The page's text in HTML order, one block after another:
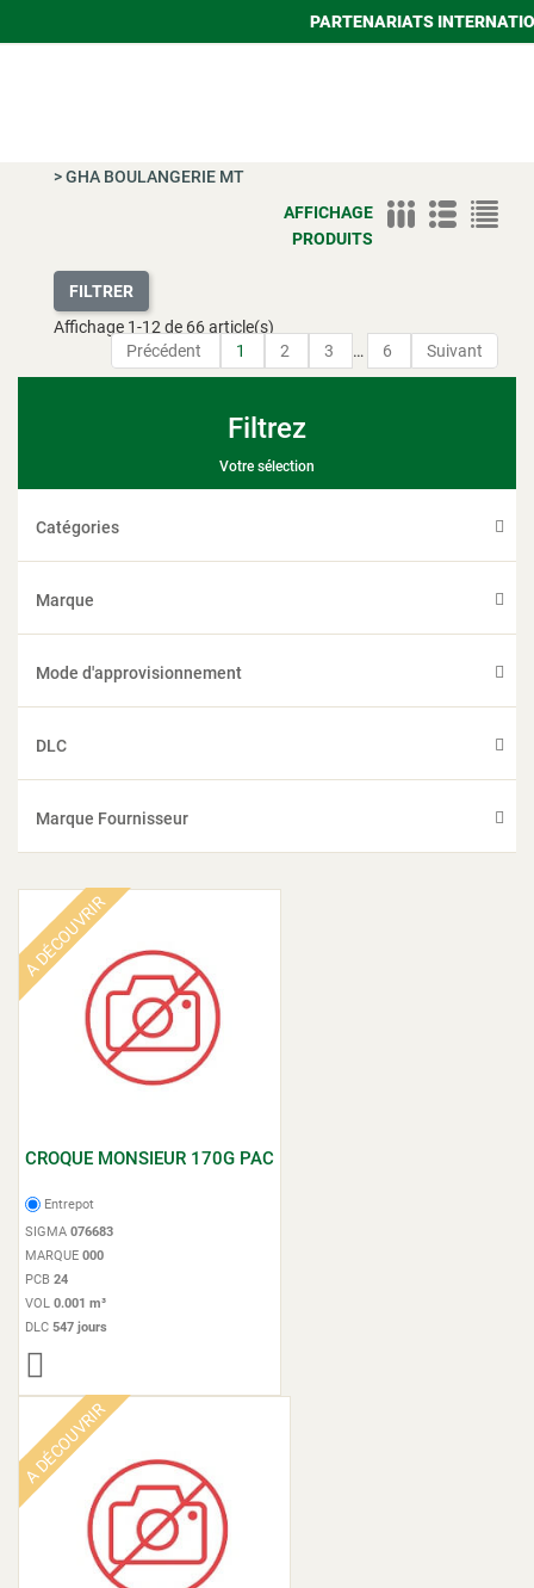
PARTENARIATS
>GHA BOULANGERIE MT
AFFICHAGE
PRODUITS
FILTRER
Affichage 1-12 de 66 article(s)
Précédent
1 2 3 … 6 Suivant
Filtrez
Votre sélection
Catégories
Marque
Mode d'approvisionnement
DLC
Marque Fournisseur
A DÉCOUVRIR
CROQUE MONSIEUR 170G PAC
Entrepot
SIGMA 076683
MARQUE 000
PCB 24
VOL 0.001 m³
DLC 547 jours
A DÉCOUVRIR